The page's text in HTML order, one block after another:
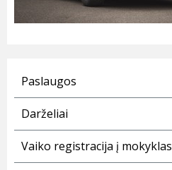
Paslaugos
Darželiai
Vaiko registracija į mokyklas